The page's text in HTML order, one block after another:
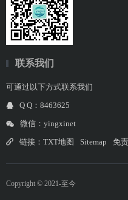
联系我们
可通过以下方式联系我们
Q Q：8463625
微信：yingxinet
链接： TXT地图 Sitemap 免
Copyright © 2021-至今